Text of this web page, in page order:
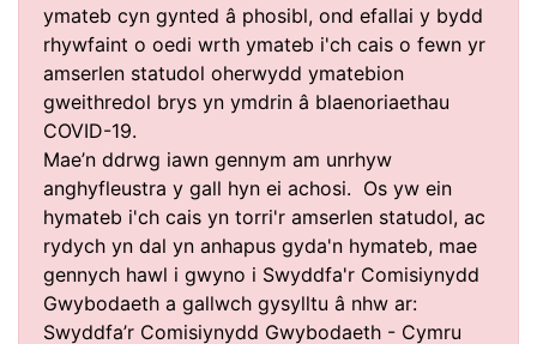
ymateb cyn gynted â phosibl, ond efallai y bydd
rhywfaint o oedi wrth ymateb i'ch cais o fewn yr
amserlen statudol oherwydd ymatebion
gweithredol brys yn ymdrin â blaenoriaethau
COVID-19.
Mae’n ddrwg iawn gennym am unrhyw
anghyfleustra y gall hyn ei achosi. Os yw ein
hymateb i'ch cais yn torri'r amserlen statudol, ac
rydych yn dal yn anhapus gyda'n hymateb, mae
gennych hawl i gwyno i Swyddfa'r Comisiynydd
Gwybodaeth a gallwch gysylltu â nhw ar:
Swyddfa’r Comisiynydd Gwybodaeth - Cymru